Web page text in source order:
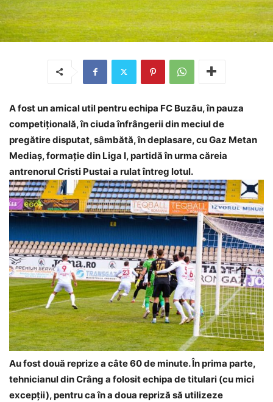
A fost un amical util pentru echipa FC Buzău, în pauza
competițională, în ciuda înfrângerii din meciul de
pregătire disputat, sâmbătă, în deplasare, cu Gaz Metan
Mediaș, formație din Liga I, partidă în urma căreia
antrenorul Cristi Pustai a rulat întreg lotul.
Au fost două reprize a câte 60 de minute. În prima parte,
tehnicianul din Crâng a folosit echipa de titulari (cu mici
excepții), pentru ca în a doua repriză să utilizeze